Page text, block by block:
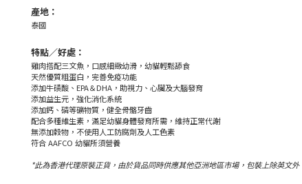
產地：
泰國
特點／好處：
雞肉搭配三文魚，口感細緻幼滑，幼貓輕鬆舔食
天然優質粗蛋白，完善免疫功能
添加牛磺酸、EPA＆DHA，助視力、心臟及大腦發育
添加益生元，強化消化系統
添加鈣、磷等礦物質，健全骨骼牙齒
配合多種維生素，滿足幼貓身體發育所需，維持正常代謝
無添加穀物，不使用人工防腐劑及人工色素
符合 AAFCO 幼貓所須營養
*此為香港代理原裝正貨，由於貨品同時供應其他亞洲地區市場，包裝上除英文